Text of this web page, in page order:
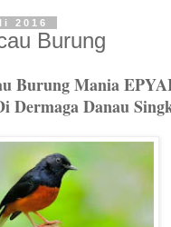
2016
Burung
Burung Mania
Dermaga Danau